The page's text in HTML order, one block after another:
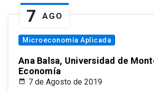
7 AGO
Microeconomía Aplicada
Ana Balsa, Universidad de
Economía
7 de Agosto de 2019